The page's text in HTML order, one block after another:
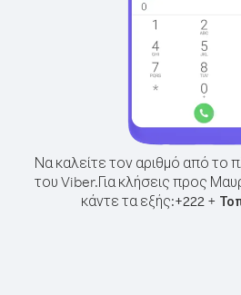
Να καλείτε τον αριθμό από το
του Viber.Για κλήσεις προς
κάντε τα εξής:+222+